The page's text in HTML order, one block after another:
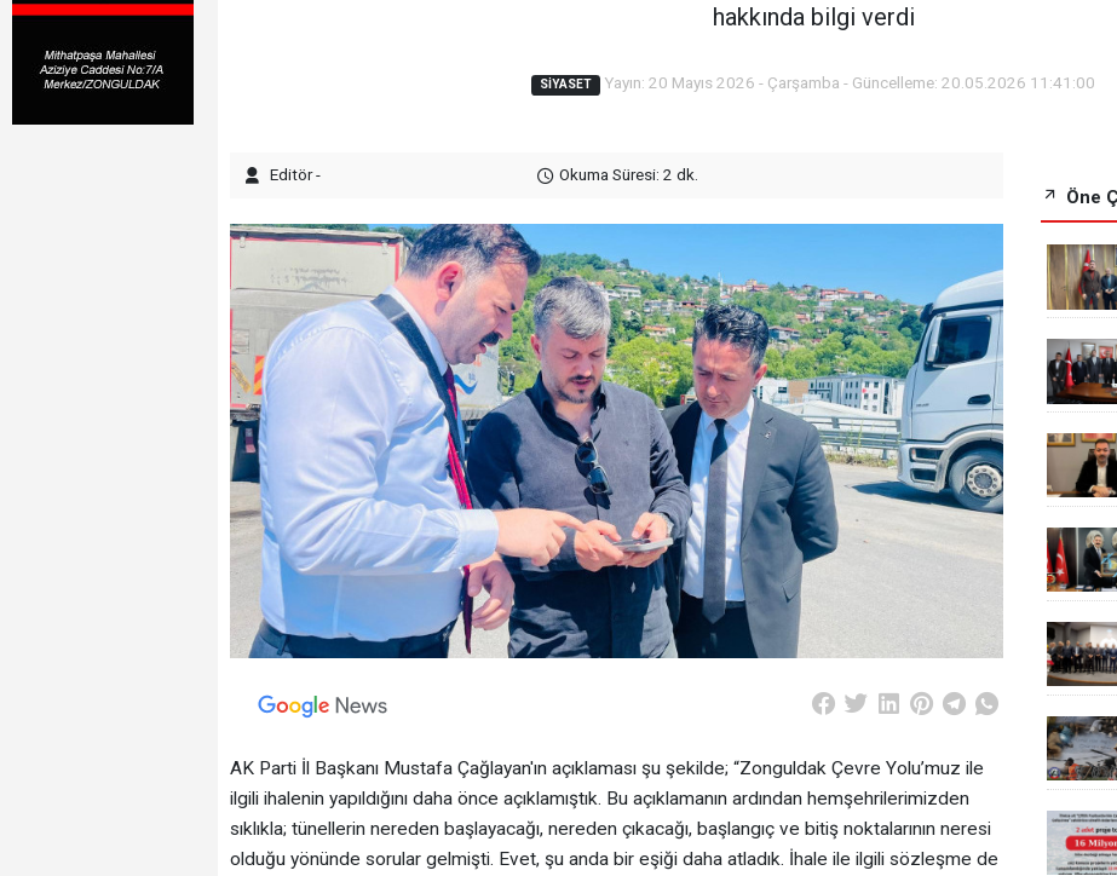
hakkında bilgi verdi
SIYASET Yayın: 20 Mayıs 2026 - Çarşamba - Güncelleme: 20.05.2026 11:41:00
Editör - Okuma Süresi: 2 dk.
AK Parti İl Başkanı Mustafa Çağlayan'ın açıklaması şu şekilde; “Zonguldak Çevre Yolu’muz ile
ilgili ihalenin yapıldığını daha önce açıklamıştık. Bu açıklamanın ardından hemşehrilerimizden
sıklıkla; tünellerin nereden başlayacağı, nereden çıkacağı, başlangıç ve bitiş noktalarının neresi
olduğu yönünde sorular gelmişti. Evet, şu anda bir eşiği daha atladık. İhale ile ilgili sözleşme de
Öne